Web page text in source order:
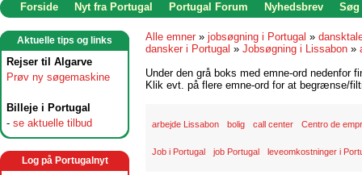
Forside Nyt fra Portugal Portugal Forum Nyhedsbrev Søg
Aktuelle tips og links
Rejser til Algarve
Prøv ny søgemaskine
Billeje i Portugal
- se aktuelle tilbud
Log på Portugalnyt
Alle emner » jobsøgning i Portugal »
dansker i Portugal » Jobsøgning i Lissabon »
Under den grå boks med emne-ord nedenfor
Klik evt. på flere emne-ord for at begrænse/
arbejde Lissabon bolig call center Centro de
Job i Portugal job Portugal leveomkostninger i